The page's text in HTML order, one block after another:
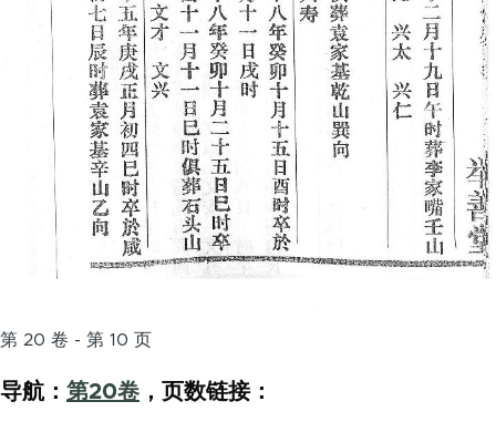
第 20 卷 - 第 10 页
导航： 第20卷 ，页数链接：